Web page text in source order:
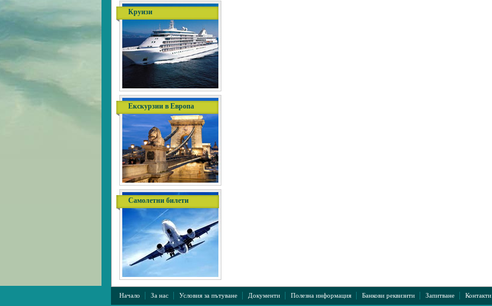
Круизи
Екскурзии в Европа
Самолетни билети
Начало За нас Условия за пътуване Документи Полезна информация Банкови реквизити Запитване Контакти